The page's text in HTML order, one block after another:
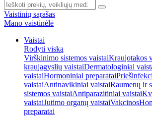
Vaistinių sąrašas
Mano vaistinėlė
Vaistai
Rodyti viską
Virškinimo sistemos vaistaiKraujotakos
kraujagyslių vaistaiDermatologiniai
vaistaiHormoniniai preparatai
vaistaiAntinavikiniai vaistaiRaumenų ir
sistemos vaistaiAntiparazitiniai vaistai
vaistaiJutimo organų vaistaiVakcinos
preparatai